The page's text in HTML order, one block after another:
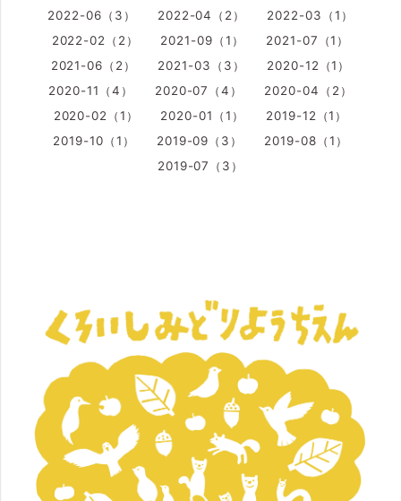
2022-06（3）
2022-04（2）
2022-03（1）
2022-02（2）
2021-09（1）
2021-07（1）
2021-06（2）
2021-03（3）
2020-12（1）
2020-11（4）
2020-07（4）
2020-04（2）
2020-02（1）
2020-01（1）
2019-12（1）
2019-10（1）
2019-09（3）
2019-08（1）
2019-07（3）